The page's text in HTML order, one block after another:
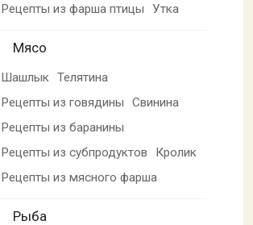
Рецепты из фарша птицы
Утка
Мясо
Шашлык Телятина
Рецепты из говядины
Свинина
Рецепты из баранины
Рецепты из субпродуктов
Кролик
Рецепты из мясного фарша
Рыба